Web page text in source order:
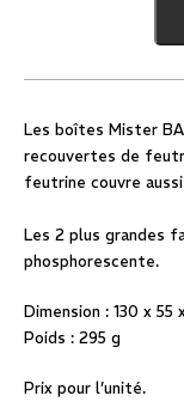
Les boîtes Mister
recouvertes de
feutrine couvre
Les 2 plus grandes
phosphorescente.
Dimension : 130 x 55
Poids : 295 g
Prix pour l’unité.